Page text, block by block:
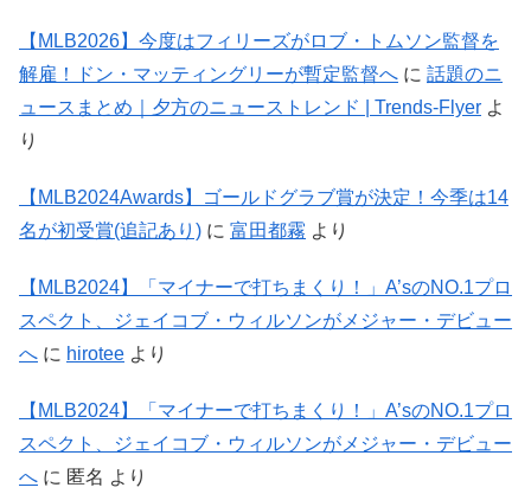
【MLB2026】今度はフィリーズがロブ・トムソン監督を
解雇！ドン・マッティングリーが暫定監督へ に 話題のニ
ュースまとめ｜夕方のニューストレンド | Trends-Flyer よ
り
【MLB2024Awards】ゴールドグラブ賞が決定！今季は14
名が初受賞(追記あり) に 富田都霧 より
【MLB2024】「マイナーで打ちまくり！」A’sのNO.1プロ
スペクト、ジェイコブ・ウィルソンがメジャー・デビュー
へ に hirotee より
【MLB2024】「マイナーで打ちまくり！」A’sのNO.1プロ
スペクト、ジェイコブ・ウィルソンがメジャー・デビュー
へ に 匿名 より